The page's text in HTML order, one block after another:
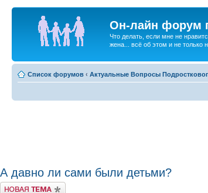
Он-лайн форум
Что делать, если мне не
жена... всё об этом и не только
Список форумов ‹ Актуальные Вопросы
А давно ли сами были детьми?
Новая тема